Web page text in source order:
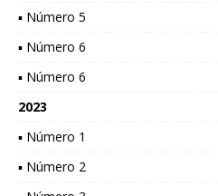
▪ Número 5
▪ Número 6
▪ Número 6
2023
▪ Número 1
▪ Número 2